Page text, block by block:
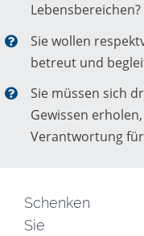
Lebensbereichen?
Sie wollen
betreut und
Sie müssen sich
Gewissen
Verantwortung
Schenken
Sie